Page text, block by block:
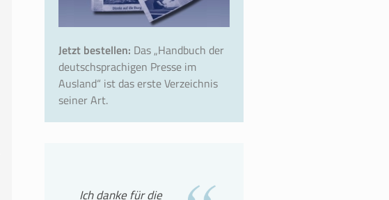
Jetzt bestellen: Das „Handbuch der
deutschsprachigen Presse im
Ausland“ ist das erste Verzeichnis
seiner Art.
Ich danke für die